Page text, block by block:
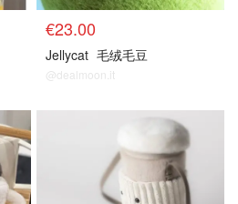
€23.00
Jellycat 毛绒毛豆
@dealmoon.it